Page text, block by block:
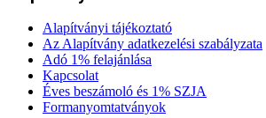
Alapítványi tájékoztató
Az Alapítvány adatkezelési szabályzata
Adó 1% felajánlása
Kapcsolat
Éves beszámoló és 1% SZJA
Formanyomtatványok